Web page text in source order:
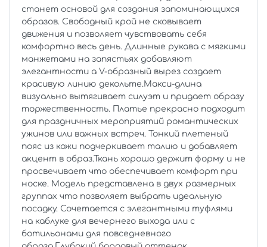
станет основой для создания запоминающихся
образов. Свободный крой не сковывает
движения и позволяет чувствовать себя
комфортно весь день. Длинные рукава с мягкими
манжетами на запястьях добавляют
элегантности а V-образный вырез создает
красивую линию декольте.Макси-длина
визуально вытягивает силуэт и придает образу
торжественность. Платье прекрасно подходит
для праздничных мероприятий романтических
ужинов или важных встреч. Тонкий плетеный
пояс из кожи подчеркивает талию и добавляет
акцент в образ.Ткань хорошо держит форму и не
просвечивает что обеспечивает комфорт при
носке. Модель представлена в двух размерных
группах что позволяет выбрать идеальную
посадку. Сочетается с элегантными туфлями
на каблуке для вечернего выхода или с
ботильонами для повседневного